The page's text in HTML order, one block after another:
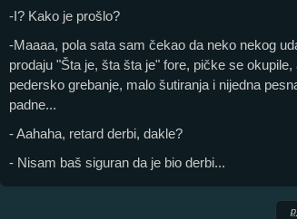
-I? Kako je prošlo?
-Maaaa, pola sata sam čekao da neko nekog
prodaju "Šta je, šta šta je" fore, pičke se
pedersko grebanje, malo šutiranja i nijedna
padne...
- Aahaha, retard derbi, dakle?
- Nisam baš siguran da je bio derbi...